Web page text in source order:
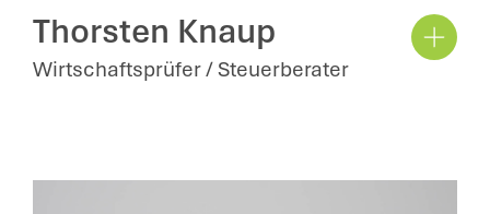
Thorsten Knaup
Wirtschaftsprüfer / Steuerberater